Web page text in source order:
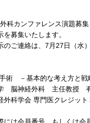
科カンファレンス演題募集
募集いたします。
のご連絡は、7月27日（水
術 －基本的な考え方と戦
脳神経外科 主任教授
科学会 専門医クレジット